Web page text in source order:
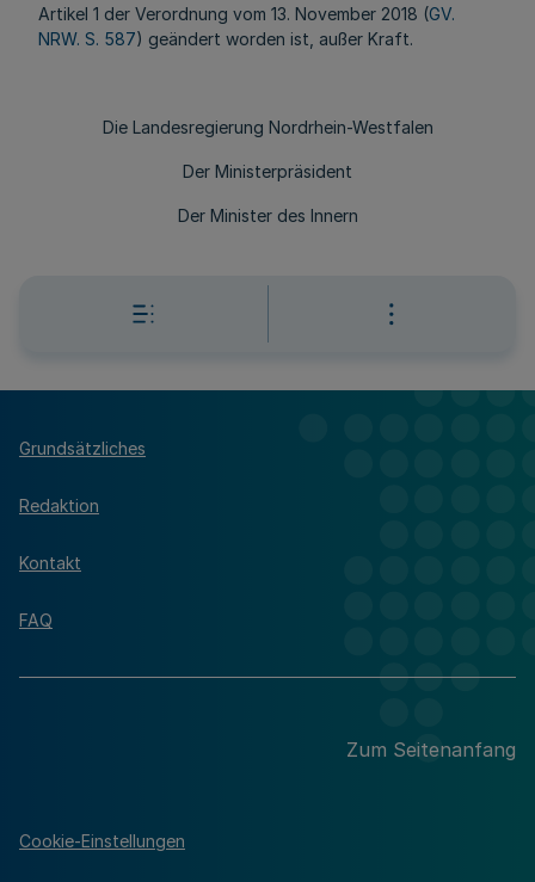
Artikel 1 der Verordnung vom 13. November 2018 (GV.
NRW. S. 587) geändert worden ist, außer Kraft.
Die Landesregierung Nordrhein-Westfalen
Der Ministerpräsident
Der Minister des Innern
Grundsätzliches
Redaktion
Kontakt
FAQ
Zum Seitenanfang
Cookie-Einstellungen